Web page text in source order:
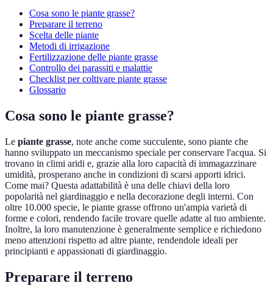
Cosa sono le piante grasse?
Preparare il terreno
Scelta delle piante
Metodi di irrigazione
Fertilizzazione delle piante grasse
Controllo dei parassiti e malattie
Checklist per coltivare piante grasse
Glossario
Cosa sono le piante grasse?
Le piante grasse, note anche come succulente, sono piante che
hanno sviluppato un meccanismo speciale per conservare l'acqua. Si
trovano in climi aridi e, grazie alla loro capacità di immagazzinare
umidità, prosperano anche in condizioni di scarsi apporti idrici.
Come mai? Questa adattabilità è una delle chiavi della loro
popolarità nel giardinaggio e nella decorazione degli interni. Con
oltre 10.000 specie, le piante grasse offrono un'ampia varietà di
forme e colori, rendendo facile trovare quelle adatte al tuo ambiente.
Inoltre, la loro manutenzione è generalmente semplice e richiedono
meno attenzioni rispetto ad altre piante, rendendole ideali per
principianti e appassionati di giardinaggio.
Preparare il terreno